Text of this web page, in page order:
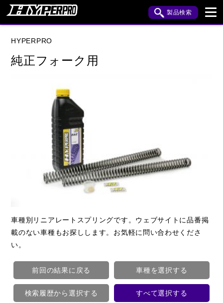
製品検索
YAMAHA
HYPERPRO
純正フォーク用
車種別リニアレートスプリングです。ウェブサイトに品番掲
載のない車種もお探しします。お気軽に問い合わせくださ
い。
前回の結果に戻る 車種を選択する
検索履歴から選択する すべて選択する